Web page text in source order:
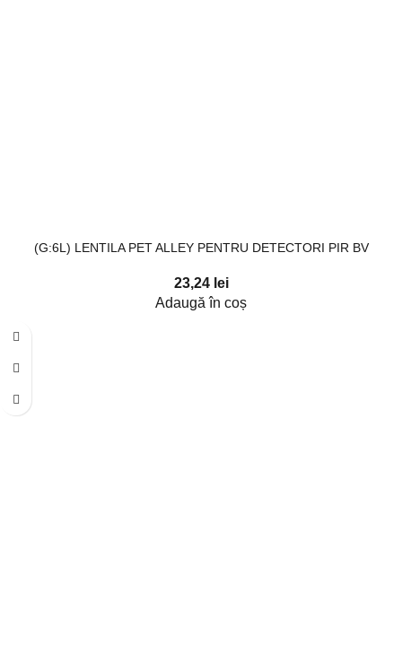
(G:6L) LENTILA PET ALLEY PENTRU DETECTORI PIR BV
23,24 lei
Adaugă în coș